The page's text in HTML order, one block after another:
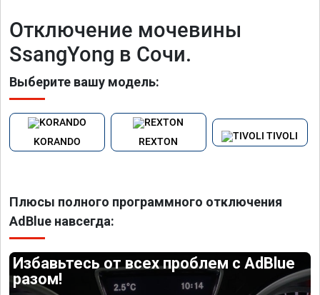
Отключение мочевины
SsangYong в Сочи.
Выберите вашу модель:
KORANDO REXTON
TIVOLI
Плюсы полного программного отключения
AdBlue навсегда:
Избавьтесь от всех проблем с AdBlue
разом!